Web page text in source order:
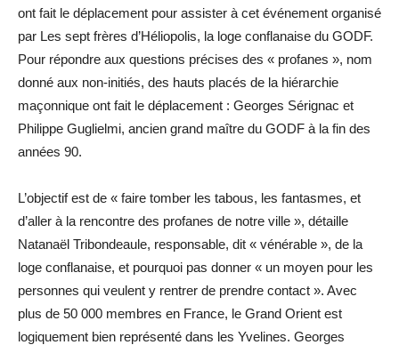
ont fait le déplacement pour assister à cet événement organisé
par Les sept frères d’Héliopolis, la loge conflanaise du GODF.
Pour répondre aux questions précises des « profanes », nom
donné aux non-initiés, des hauts placés de la hiérarchie
maçonnique ont fait le déplacement : Georges Sérignac et
Philippe Guglielmi, ancien grand maître du GODF à la fin des
années 90.
L’objectif est de « faire tomber les tabous, les fantasmes, et
d’aller à la rencontre des profanes de notre ville », détaille
Natanaël Tribondeaule, responsable, dit « vénérable », de la
loge conflanaise, et pourquoi pas donner « un moyen pour les
personnes qui veulent y rentrer de prendre contact ». Avec
plus de 50 000 membres en France, le Grand Orient est
logiquement bien représenté dans les Yvelines. Georges